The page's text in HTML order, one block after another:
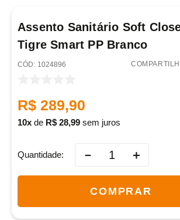
Assento Sanitário Soft
Tigre Smart PP Branco
: 1024896
R$ 289,90
10 de R$ 28,99 sem juros
Quantidade ＋
－
COMPRAR